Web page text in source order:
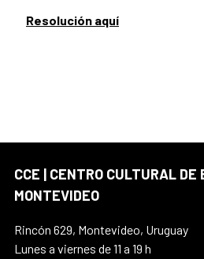
Resolución aquí
CCE | CENTRO CULTURAL DE
MONTEVIDEO
Rincón 629, Montevideo, Uruguay
Lunes a viernes de 11 a 19 h